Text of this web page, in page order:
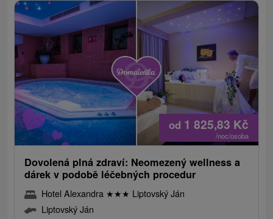
od 1 825,83 Kč
/noc/osoba
Dovolená plná zdraví: Neomezený wellness a
dárek v podobě léčebných procedur
Hotel Alexandra ★★★ Liptovský Ján
Liptovský Ján